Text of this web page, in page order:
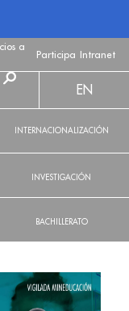
a
Participa Intranet
EN
INTERNACIONALIZACIÓN
INVESTIGACIÓN
BACHILLERATO